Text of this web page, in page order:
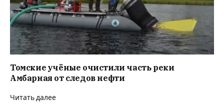
Томские учёные очистили часть реки
Амбарная от следов нефти
Читать далее